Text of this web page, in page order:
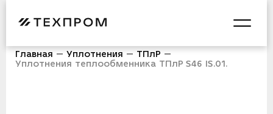
Главная Уплотнения
ТПлР
Уплотнения теплообменника ТПлР S46 IS.01.